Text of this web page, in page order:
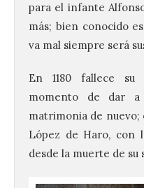
para el infante
más; bien conocido
va mal siempre será
En 1180 fallece su
momento de dar
matrimonia de nuevo;
López de Haro, con
desde la muerte de su